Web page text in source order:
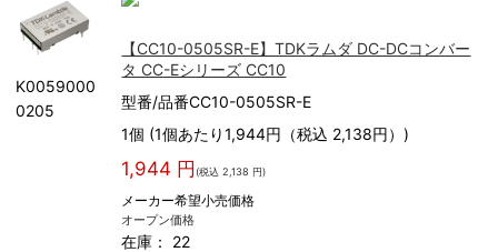
K0059000
0205
【CC10-0505SR-E】TDKラムダ DC-DCコンバー
タ CC-Eシリーズ CC10
型番/品番CC10-0505SR-E
1個 (1個あたり1,944円（税込 2,138円）)
1,944 円 (税込 2,138 円)
メーカー希望小売価格
オープン価格
在庫： 22